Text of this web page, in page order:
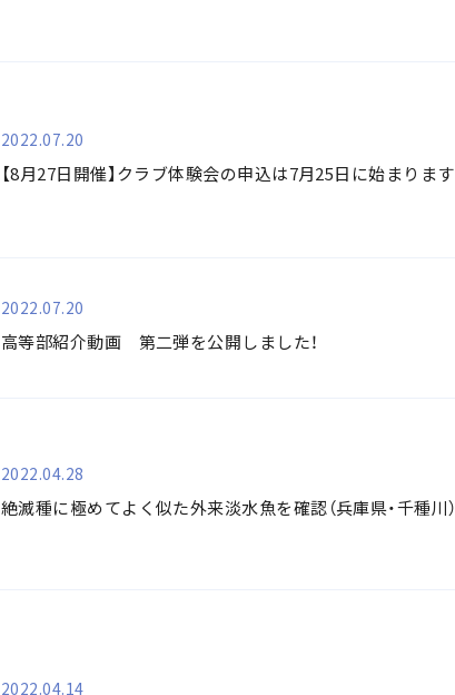
2022.07.20
【8月27日開催】クラブ体験会の申込は7月25日に始まります
2022.07.20
高等部紹介動画 第二弾を公開しました！
2022.04.28
絶滅種に極めてよく似た外来淡水魚を確認（兵庫県・千種川）
2022.04.14